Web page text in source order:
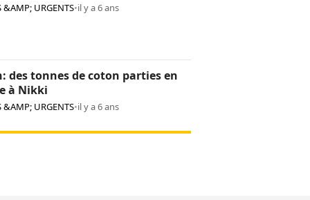
&AMP; URGENTS•il y a 6 ans
des tonnes de coton parties en
à Nikki
&AMP; URGENTS•il y a 6 ans